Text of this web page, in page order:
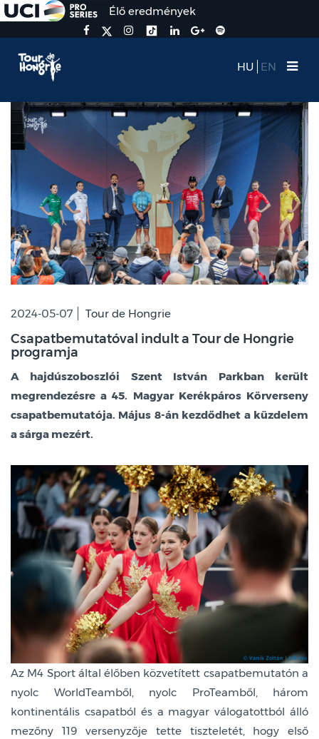
Élő eredmények
HU EN
2024-05-07 Tour de Hongrie
Csapatbemutatóval indult a Tour de Hongrie
programja
A hajdúszoboszlói Szent István Parkban került
megrendezésre a 45. Magyar Kerékpáros Körverseny
csapatbemutatója. Május 8-án kezdődhet a küzdelem
a sárga mezért.
Az M4 Sport által élőben közvetített csapatbemutatón a
nyolc WorldTeamből, nyolc ProTeamből, három
kontinentális csapatból és a magyar válogatottból álló
mezőny 119 versenyzője tette tiszteletét, hogy első